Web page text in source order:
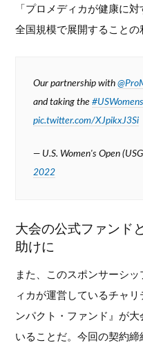
「プロメディカが健康に
全国規模で展開することの
Our partnership with
and taking the
pic.twitter.com/XJpikxJ3Si
— U.S. Women's Open
2022
大会の公式ファンド
助けに
また、このスポンサーシ
ィカが運営しているチャ
ンパクト・ファンド』が
いることだ。今回の契約